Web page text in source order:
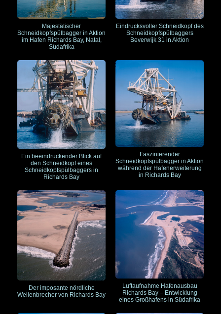
Majestätischer
Schneidkopfspülbagger in Aktion
im Hafen Richards Bay, Natal,
Südafrika
Eindrucksvoller Schneidkopf des
Schneidkopfspülbaggers
Beverwijk 31 in Aktion
Ein beeindruckender Blick auf
den Schneidkopf eines
Schneidkopfspülbaggers in
Richards Bay
Faszinierender
Schneidkopfspülbagger in Aktion
während der Hafenerweiterung
in Richards Bay
Der imposante nördliche
Wellenbrecher von Richards Bay
Luftaufnahme Hafenausbau
Richards Bay – Entwicklung
eines Großhafens in Südafrika